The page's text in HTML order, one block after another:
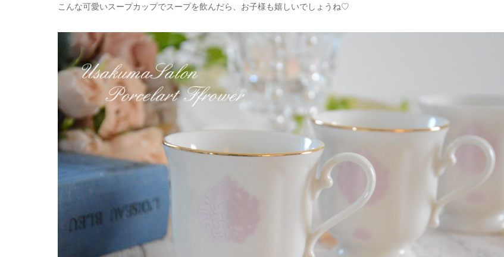
こんな可愛いスープカップでスープを飲んだら、お子様も嬉しいでしょうね♡